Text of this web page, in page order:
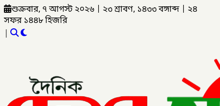
শুক্রবার, ৭ আগস্ট ২০২৬ ২৩ শ্রাবণ, ১৪৩৩ বঙ্গাব্দ
২৪
সফর ১৪৪৮ হিজরি
|